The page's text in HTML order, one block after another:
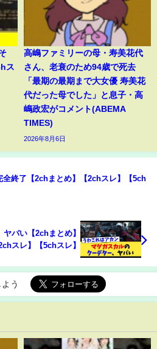
ス
高嶋ファミリーの母・寿美花代
さん、老衰のため94歳で死去
「最期の最期まで大女優 寿美花
代だった母でした」と息子・高
嶋政宏がコメント(ABEMA
TIMES)
2026年8月6日
全終了【2chまとめ】【2chスレ】【5ch
バい【2chまとめ】
2chスレ】【5chスレ】
う